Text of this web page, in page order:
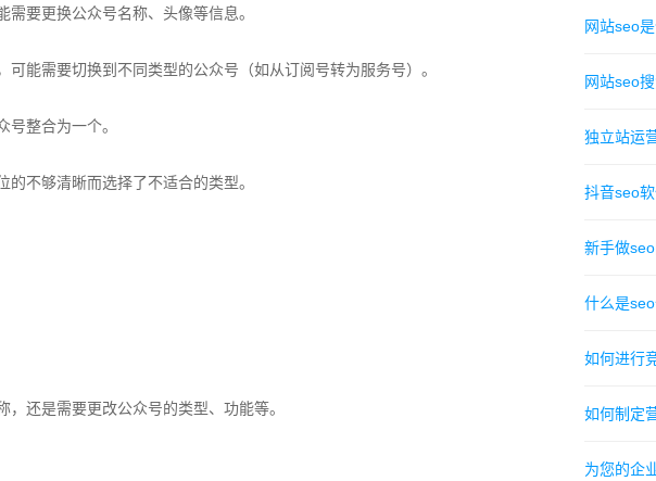
要更换公众号名称、头像等信息。
能需要切换到不同类型的公众号（如从订阅号转为服务号）。
整合为一个。
不够清晰而选择了不适合的类型。
还是需要更改公众号的类型、功能等。
网站seo是
网站seo
独立站运
抖音seo
新手做
什么是
如何进行
如何制定
为您的企